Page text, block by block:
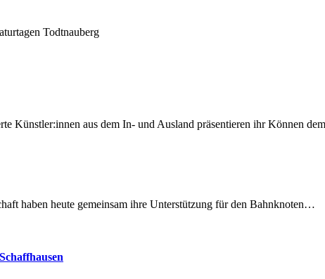
Todtnauberg
Künstler:innen aus dem In- und Ausland präsentieren ihr Können
haben heute gemeinsam ihre Unterstützung für den Bahnknoten…